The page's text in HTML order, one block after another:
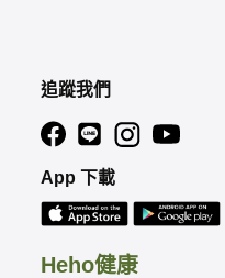
Heho健康
追蹤我們
App 下載